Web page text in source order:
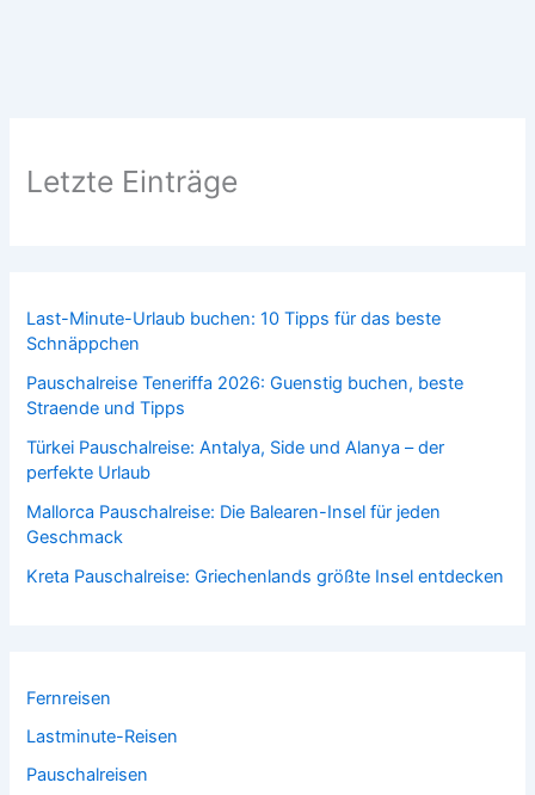
Letzte Einträge
Last-Minute-Urlaub buchen: 10 Tipps für das beste
Schnäppchen
Pauschalreise Teneriffa 2026: Guenstig buchen, beste
Straende und Tipps
Türkei Pauschalreise: Antalya, Side und Alanya – der
perfekte Urlaub
Mallorca Pauschalreise: Die Balearen-Insel für jeden
Geschmack
Kreta Pauschalreise: Griechenlands größte Insel entdecken
Fernreisen
Lastminute-Reisen
Pauschalreisen